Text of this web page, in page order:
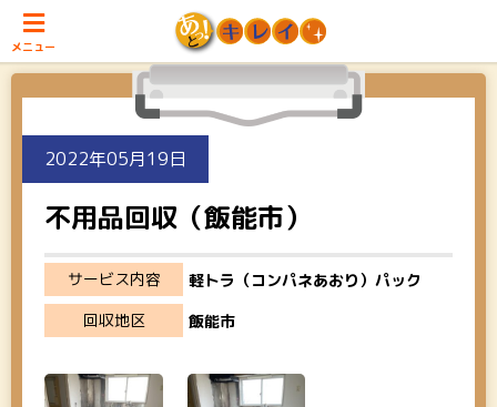
メニュー
不用品回収（飯能市）
2022年05月19日
サービス内容
軽トラ（コンパネあおり）パック
回収地区
飯能市